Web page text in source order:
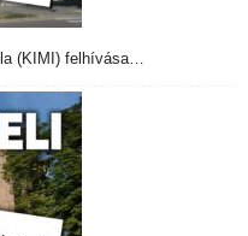
(KIMI) felhívása…